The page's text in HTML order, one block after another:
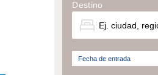
Destino
Fecha de entrada